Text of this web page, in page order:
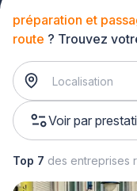
préparation et
route ? Trouvez
Voir par
Top 7 des entreprises